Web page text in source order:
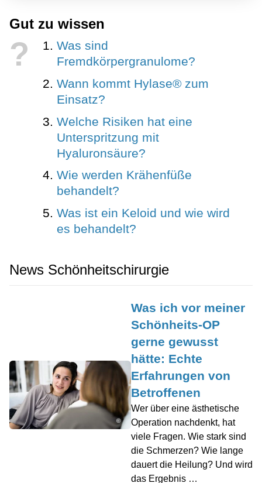
Gut zu wissen
?
Was sind
Fremdkörpergranulome?
Wann kommt Hylase® zum
Einsatz?
Welche Risiken hat eine
Unterspritzung mit
Hyaluronsäure?
Wie werden Krähenfüße
behandelt?
Was ist ein Keloid und wie wird
es behandelt?
News Schönheitschirurgie
©
Was ich vor meiner
Schönheits-OP
gerne gewusst
hätte: Echte
Erfahrungen von
Betroffenen
Wer über eine ästhetische
Operation nachdenkt, hat
viele Fragen. Wie stark sind
die Schmerzen? Wie lange
dauert die Heilung? Und wird
das Ergebnis …